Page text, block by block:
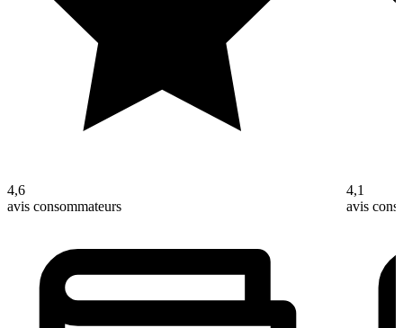
4,6
avis consommateurs
4,1
avis